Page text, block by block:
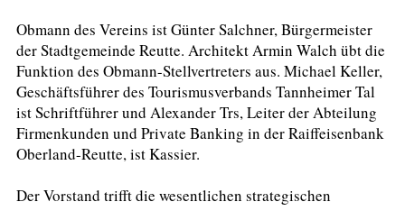
Obmann des Vereins ist Günter Salchner, Bürgermeister
der Stadtgemeinde Reutte. Architekt Armin Walch übt die
Funktion des Obmann-Stellvertreters aus. Michael Keller,
Geschäftsführer des Tourismusverbands Tannheimer Tal
ist Schriftführer und Alexander Trs, Leiter der Abteilung
Firmenkunden und Private Banking in der Raiffeisenbank
Oberland-Reutte, ist Kassier.
Der Vorstand trifft die wesentlichen strategischen